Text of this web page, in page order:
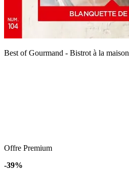
Best of Gourmand - Bistrot à la maison
Offre Premium
-39%